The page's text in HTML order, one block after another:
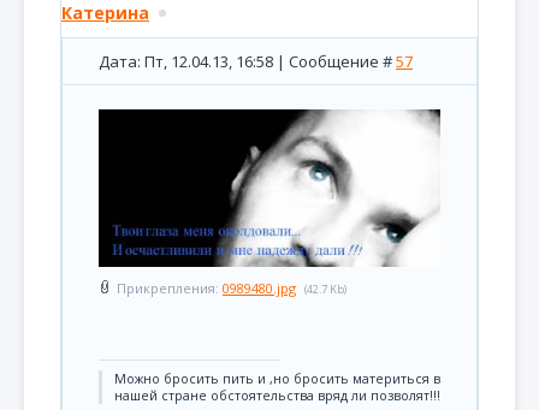
Катерина
Дата: Пт, 12.04.13, 16:58 | Сообщение #57
Прикрепления: 0989480.jpg (42.7 Kb)
Можно бросить пить и ,но бросить материться в
нашей стране обстоятельства вряд ли позволят!!!